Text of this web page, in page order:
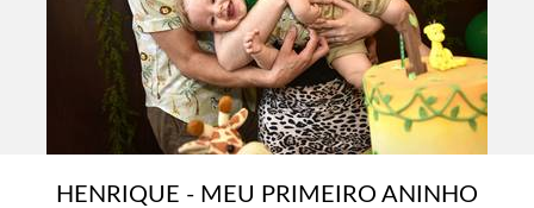
HENRIQUE - MEU PRIMEIRO ANINHO